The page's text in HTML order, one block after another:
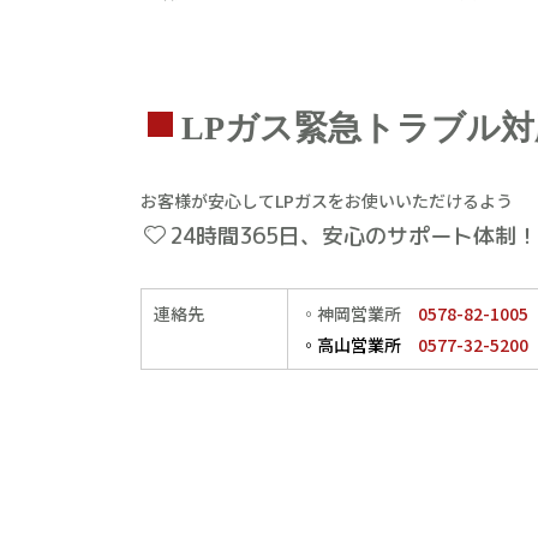
LPガス緊急トラブル
お客様が安心してLPガスをお使いいただけるよう
24時間365日、安心のサポート体制！
連絡先 ◦神岡営業所 0578-82-1005
◦高山営業所 0577-32-5200